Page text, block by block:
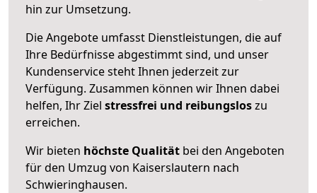
hin zur Umsetzung.
Die Angebote umfasst Dienstleistungen, die auf
Ihre Bedürfnisse abgestimmt sind, und unser
Kundenservice steht Ihnen jederzeit zur
Verfügung. Zusammen können wir Ihnen dabei
helfen, Ihr Ziel stressfrei und reibungsloszu
erreichen.
Wir bieten höchste Qualität bei den Angeboten
für den Umzug von Kaiserslautern nach
Schwieringhausen.